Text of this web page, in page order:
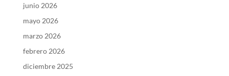
junio 2026
mayo 2026
marzo 2026
febrero 2026
diciembre 2025